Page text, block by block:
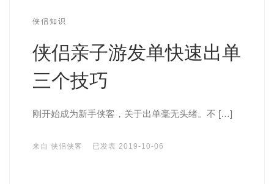
侠侣知识
侠侣亲子游发单快速出单
三个技巧
刚开始成为新手侠客，关于出单毫无头绪。不 […]
来自 侠侣侠客 已发表 2019-10-06